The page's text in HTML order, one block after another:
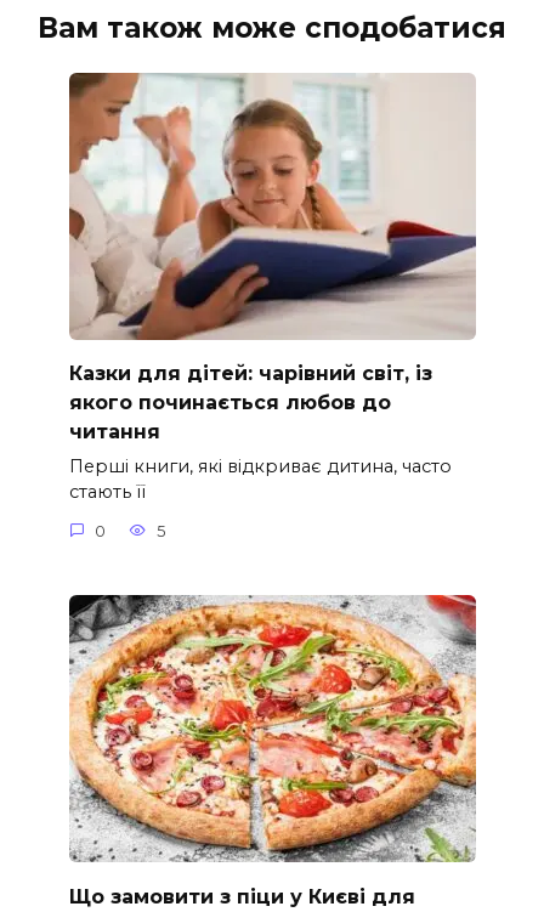
Вам також може сподобатися
Казки для дітей: чарівний світ, із
якого починається любов до
читання
Перші книги, які відкриває дитина, часто
стають її
0 5
Що замовити з піци у Києві для